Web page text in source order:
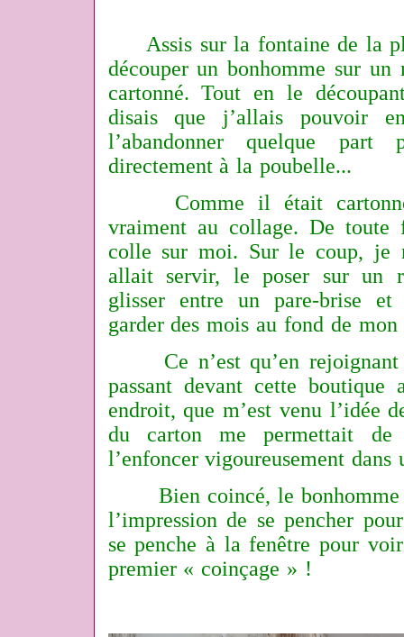
Assis sur la fontaine de la
découper un bonhomme sur un
cartonné. Tout en le
disais que j’allais pouvoir
l’abandonner quelque
directement à la poubelle...
Comme il était
vraiment au collage. De toute
colle sur moi. Sur le coup, je
allait servir, le poser sur un
glisser entre un pare-brise
garder des mois au fond de mon
Ce n’est qu’en rejoignant
passant devant cette
endroit, que m’est venu l’idée
du carton me permettait
l’enfoncer vigoureusement dans
Bien coincé, le bonhomme
l’impression de se pencher
se penche à la fenêtre pour
premier « coinçage » !